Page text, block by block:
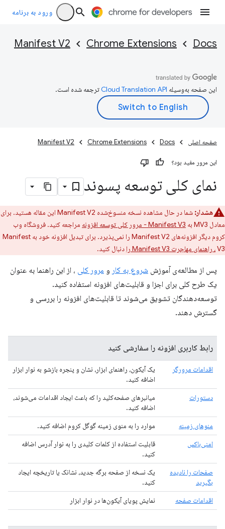
ورود به برنامه
Docs
Chrome Extensions
Manifest V2
این صفحه به‌وسیله ترجمه شده است.
صفحه اصلی Docs
Chrome Extensions
Manifest V2
این مرور مفید بود؟
نمای کلی توسعه پسوند
هشدار:
شما در حال مشاهده نسخه منسوخ‌شده Manifest V2 این مقاله هستید. برای
معادل MV3 به
Manifest V3 - مرور کلی توسعه افزونه
مراجعه کنید. فروشگاه وب
کروم دیگر افزونه‌های Manifest V2 را نمی‌پذیرد. برای تبدیل افزونه خود به Manifest
V3، راهنمای مهاجرت Manifest V3 را دنبال کنید.
پس از مطالعه‌ی آموزش شروع به کار و مرور کلی ، از این راهنما به عنوان
یک طرح کلی برای اجزا و قابلیت‌های افزونه استفاده کنید.
توسعه‌دهندگان تشویق می‌شوند تا قابلیت‌های افزونه را بررسی و
گسترش دهند.
رابط کاربری افزونه را سفارشی کنید
اقدامات مرورگر
یک آیکون، راهنمای ابزار، نشان و پنجره بازشو به نوار ابزار
اضافه کنید.
دستورات
میانبرهای صفحه‌کلید را که باعث ایجاد اقدامات می‌شوند،
اضافه کنید.
منوهای زمینه
موارد را به منوی زمینه گوگل کروم اضافه کنید.
امنی‌باکس
قابلیت استفاده از کلمات کلیدی را به نوار آدرس اضافه
کنید.
صفحات را نادیده
بگیرید
یک نسخه از صفحه برگه جدید، نشانک یا تاریخچه ایجاد
کنید.
اقدامات صفحه
نمایش پویای آیکون‌ها در نوار ابزار